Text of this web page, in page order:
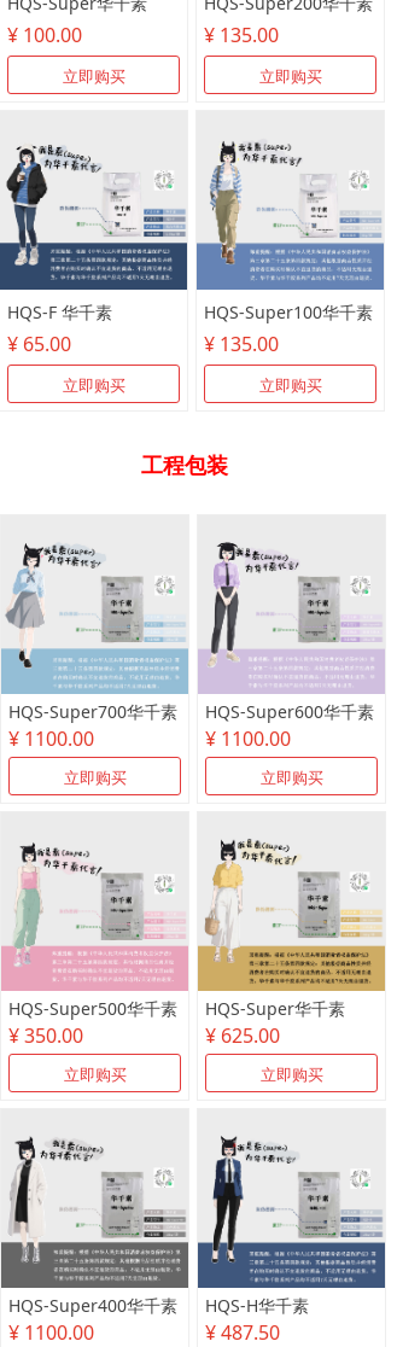
¥ 100.00
立即购买
¥ 135.00
立即购买
HQS-F 华千素
¥ 65.00
立即购买
HQS-Super100华千素
¥ 135.00
立即购买
HQS-Super700华千素
¥ 1100.00
立即购买
HQS-Super600华千素
¥ 1100.00
立即购买
HQS-Super500华千素
¥ 350.00
立即购买
HQS-Super华千素
¥ 625.00
立即购买
HQS-Super400华千素
¥ 1100.00
HQS-H华千素
¥ 487.50
工程包装